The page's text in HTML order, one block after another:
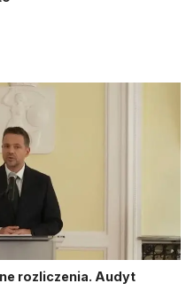
rozliczenia. Audyt